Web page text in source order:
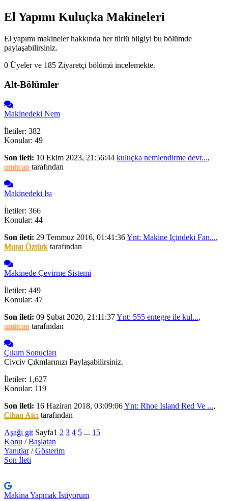
El Yapımı Kuluçka Makineleri
El yapımı makineler hakkında her türlü bilgiyi bu bölümde
paylaşabilirsiniz.
0 Üyeler ve 185 Ziyaretçi bölümü incelemekte.
Alt-Bölümler
Makinedeki Nem
İletiler: 382
Konular: 49
Son ileti: 10 Ekim 2023, 21:56:44 kuluçka nemlendirme devr...,
umitcan tarafından
Makinedeki Isı
İletiler: 366
Konular: 44
Son ileti: 29 Temmuz 2016, 01:41:36Ynt: Makine Içindeki Fan...,
Murat Öztürk tarafından
Makinede Çevirme Sistemi
İletiler: 449
Konular: 47
Son ileti: 09 Şubat 2020, 21:11:37Ynt: 555 entegre ile kul...,
umitcan tarafından
Çıkım Sonuçları
Civciv Çıkmlarınızı Paylaşabilirsiniz.
İletiler: 1,627
Konular: 119
Son ileti: 16 Haziran 2018, 03:09:06Ynt: Rhoe Island Red Ve ...,
Cihan Atcı tarafından
Aşağı git Sayfa1 2 3 4 5 ... 15
Konu /Başlatan
Yanıtlar/Gösterim
Son İleti
Makina Yapmak İstiyorum